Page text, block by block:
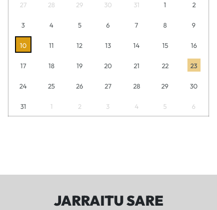
27 28 29 30 31 1 2
3 4 5 6 7 8 9
10 11 12 13 14 15 16
17 18 19 20 21 22 23
24 25 26 27 28 29 30
31 1 2 3 4 5 6
JARRAITU SARE